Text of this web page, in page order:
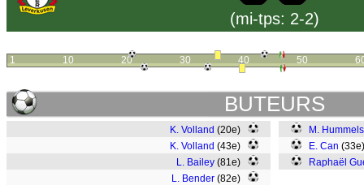
(mi-tps: 2-2)
1 10 20 30 40 50
BUTEURS
K. Volland (20e)
K. Volland (43e)
L. Bailey (81e)
L. Bender (82e)
M. Hummels
E. Can
Raphaël